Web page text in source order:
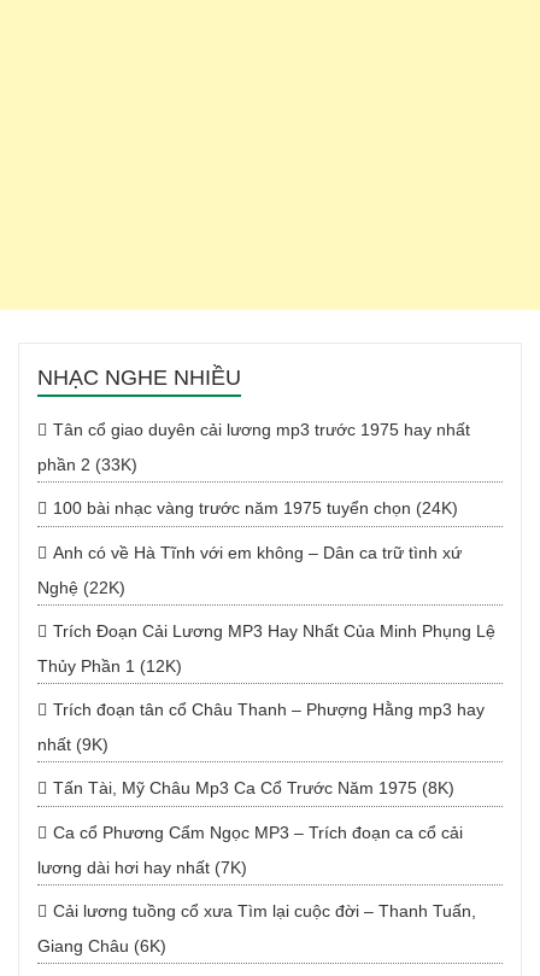
NHẠC NGHE NHIỀU
Tân cổ giao duyên cải lương mp3 trước 1975 hay nhất
phần 2 (33K)
100 bài nhạc vàng trước năm 1975 tuyển chọn (24K)
Anh có về Hà Tĩnh với em không – Dân ca trữ tình xứ
Nghệ (22K)
Trích Đoạn Cải Lương MP3 Hay Nhất Của Minh Phụng Lệ
Thủy Phần 1 (12K)
Trích đoạn tân cổ Châu Thanh – Phượng Hằng mp3 hay
nhất (9K)
Tấn Tài, Mỹ Châu Mp3 Ca Cổ Trước Năm 1975 (8K)
Ca cổ Phương Cẩm Ngọc MP3 – Trích đoạn ca cổ cải
lương dài hơi hay nhất (7K)
Cải lương tuồng cổ xưa Tìm lại cuộc đời – Thanh Tuấn,
Giang Châu (6K)